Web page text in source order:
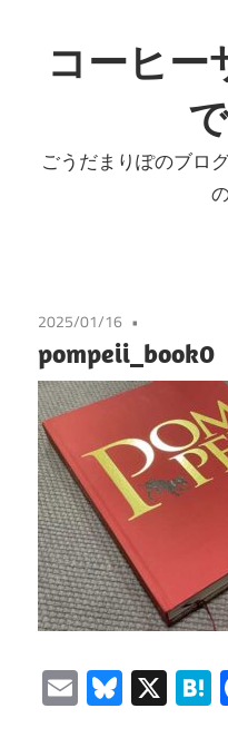
ン
テ
へ
コーヒー
ごうだまりぽのブロ
2025/01/16
pompeii_book0
Email X